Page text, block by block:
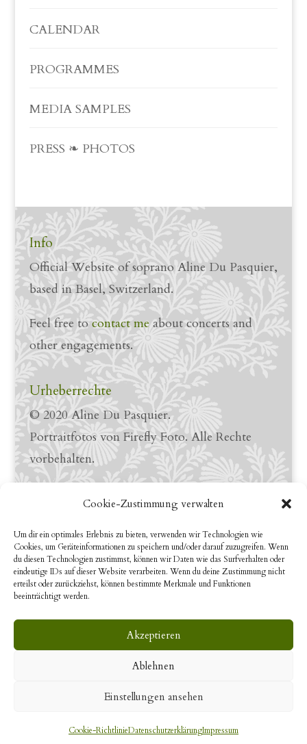
Cookie-Zustimmung verwalten
Um dir ein optimales Erlebnis zu bieten, verwenden wir Technologien wie
Cookies, um Geräteinformationen zu speichern und/oder darauf zuzugreifen. Wenn
du diesen Technologien zustimmst, können wir Daten wie das Surfverhalten oder
eindeutige IDs auf dieser Website verarbeiten. Wenn du deine Zustimmung nicht
erteilst oder zurückziehst, können bestimmte Merkmale und Funktionen
beeinträchtigt werden.
Akzeptieren
Ablehnen
Einstellungen ansehen
Cookie-RichtlinieDatenschutzerklärungImpressum
CALENDAR
PROGRAMMES
MEDIA SAMPLES
PRESS ❧ PHOTOS
Info
Official Website of soprano Aline Du Pasquier,
based in Basel, Switzerland.
Feel free to contact meabout concerts and
other engagements.
Urheberrechte
© 2020 Aline Du Pasquier.
Portraitfotos von Firefly Foto. Alle Rechte
vorbehalten.
LinkedIn Profile
YouTube
© 2020 Aline Du Pasquier all rights reserved.